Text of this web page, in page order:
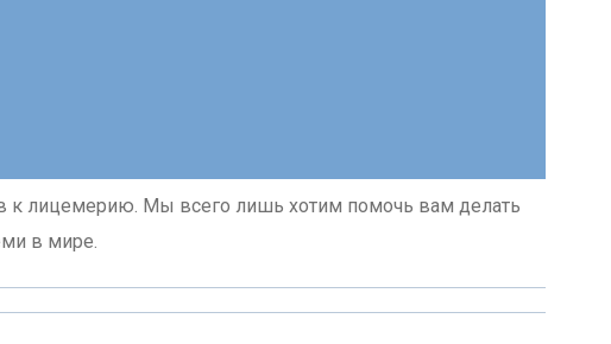
к лицемерию. Мы всего лишь хотим помочь вам делать
в мире.